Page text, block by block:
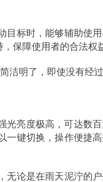
标时，能够辅助使
保障使用者的合法权
洁明了，即使没有经
光亮度极高，可达数
键切换，操作便捷
论是在雨天泥泞的